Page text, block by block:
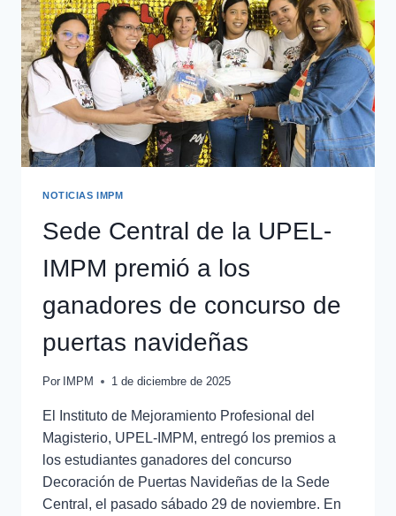
NOTICIAS IMPM
Sede Central de la UPEL-
IMPM premió a los
ganadores de concurso de
puertas navideñas
Por IMPM 1 de diciembre de 2025
El Instituto de Mejoramiento Profesional del
Magisterio, UPEL-IMPM, entregó los premios a
los estudiantes ganadores del concurso
Decoración de Puertas Navideñas de la Sede
Central, el pasado sábado 29 de noviembre. En